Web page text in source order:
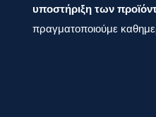
υποστήριξη των
πραγματοποιούμε